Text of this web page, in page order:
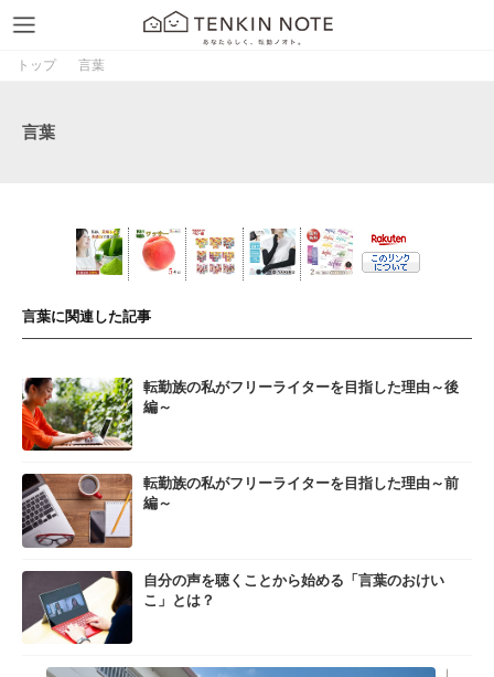
トップ 言葉
言葉
言葉に関連した記事
転勤族の私がフリーライターを目指した理由～後
編～
転勤族の私がフリーライターを目指した理由～前
編～
自分の声を聴くことから始める「言葉のおけい
こ」とは？